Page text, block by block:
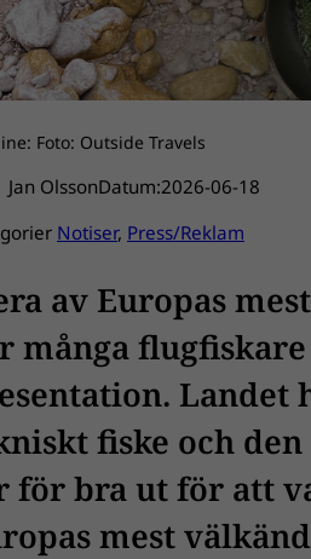
Foto: Outside Travels
Jan OlssonDatum:2026-06-18
Notiser, Press/Reklam
av Europas
många
Landet
fiske och
för bra ut för att
mest